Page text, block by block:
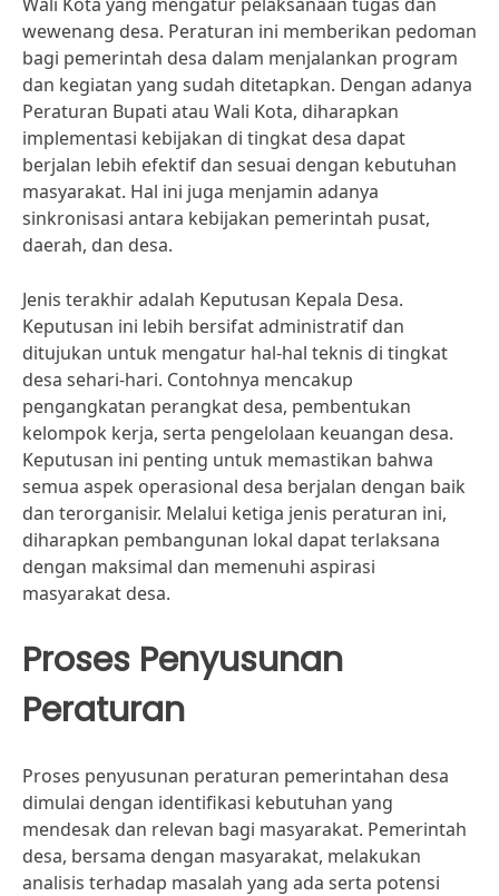
wewenang desa. Peraturan ini memberikan pedoman
bagi pemerintah desa dalam menjalankan program
dan kegiatan yang sudah ditetapkan. Dengan adanya
Peraturan Bupati atau Wali Kota, diharapkan
implementasi kebijakan di tingkat desa dapat
berjalan lebih efektif dan sesuai dengan kebutuhan
masyarakat. Hal ini juga menjamin adanya
sinkronisasi antara kebijakan pemerintah pusat,
daerah, dan desa.
Jenis terakhir adalah Keputusan Kepala Desa.
Keputusan ini lebih bersifat administratif dan
ditujukan untuk mengatur hal-hal teknis di tingkat
desa sehari-hari. Contohnya mencakup
pengangkatan perangkat desa, pembentukan
kelompok kerja, serta pengelolaan keuangan desa.
Keputusan ini penting untuk memastikan bahwa
semua aspek operasional desa berjalan dengan baik
dan terorganisir. Melalui ketiga jenis peraturan ini,
diharapkan pembangunan lokal dapat terlaksana
dengan maksimal dan memenuhi aspirasi
masyarakat desa.
Proses Penyusunan
Peraturan
Proses penyusunan peraturan pemerintahan desa
dimulai dengan identifikasi kebutuhan yang
mendesak dan relevan bagi masyarakat. Pemerintah
desa, bersama dengan masyarakat, melakukan
analisis terhadap masalah yang ada serta potensi